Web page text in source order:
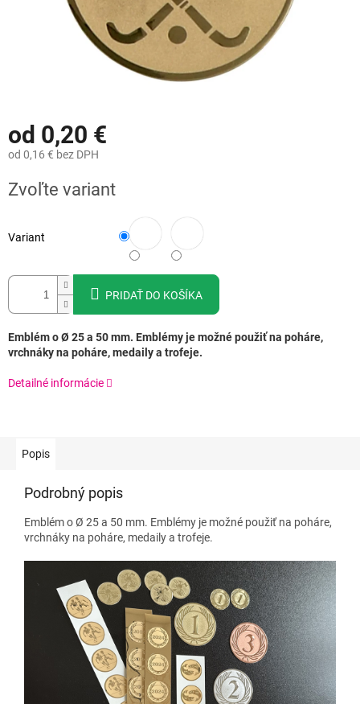
od 0,20 €
od 0,16 € bez DPH
cena:
Zvoľte variant
Variant
PRIDAŤ DO KOŠÍKA
Emblém o Ø 25 a 50 mm. Emblémy je možné použiť na poháre,
vrchnáky na poháre, medaily a trofeje.
Detailné informácie
Popis
Podrobný popis
Emblém o Ø 25 a 50 mm. Emblémy je možné použiť na poháre,
vrchnáky na poháre, medaily a trofeje.